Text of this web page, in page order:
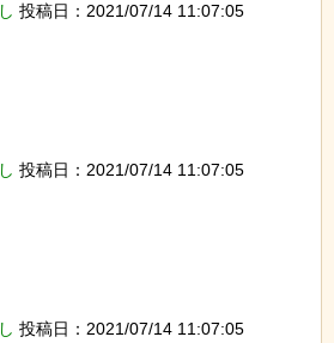
投稿日：2021/07/14 11:07:05
投稿日：2021/07/14 11:07:05
投稿日：2021/07/14 11:07:05